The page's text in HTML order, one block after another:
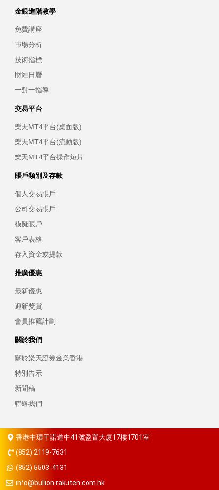
金銀進階教學
免費講座
巿場分析
技術指標
財經日曆
一對一指導
交易平台
樂天MT4平台(桌面版)
樂天MT4平台(流動版)
樂天MT4平台操作短片
賬戶類別及存款
個人交易賬戶
公司交易賬戶
模擬賬戶
客戶表格
存入資金或提款
推廣優惠
最新優惠
迎新獎賞
會員推薦計劃
關於我們
關於樂天證券金業香港
特別告示
新聞稿
聯絡我們
香港中環干諾道中41號盈置大廈17樓1701室
(852) 2119-7631
(852) 5503-4131
info@bullion.rakuten.com.hk